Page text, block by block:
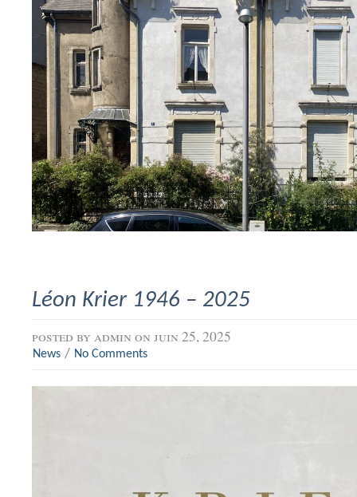
Léon Krier 1946 – 2025
posted by admin on juin 25, 2025
News / No Comments